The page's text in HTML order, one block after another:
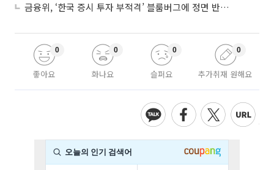
금융위, ‘한국 증시 투자 부적격’ 블룸버그에 정면 반박…“근거 불분명”
좋아요
0
화나요
0
슬퍼요
0
추가취재 원해요
0